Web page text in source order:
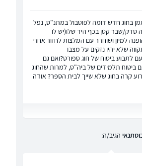
בני בן 15 התאמן בחוג חדש דומה לפוטבול במתנ"ס, נפל
סדק/שבר קטן בכף היד שלו(יש לו
למיון ושוחרר עם המלצות לחזור אחרי
שלא יהיו נזקים על מצבו
לתבוע ביטוח של חוג ספורט?ואם גם
ביטוח תלמידים של ביה"ס, למרות שהחוג
קרה בחוג שלא שייך לבית הספר? אודה
הגיב/ה: